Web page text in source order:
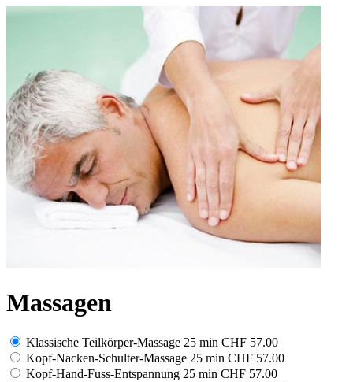
Massagen
Klassische Teilkörper-Massage 25 min CHF 57.00
Kopf-Nacken-Schulter-Massage 25 min CHF 57.00
Kopf-Hand-Fuss-Entspannung 25 min CHF 57.00